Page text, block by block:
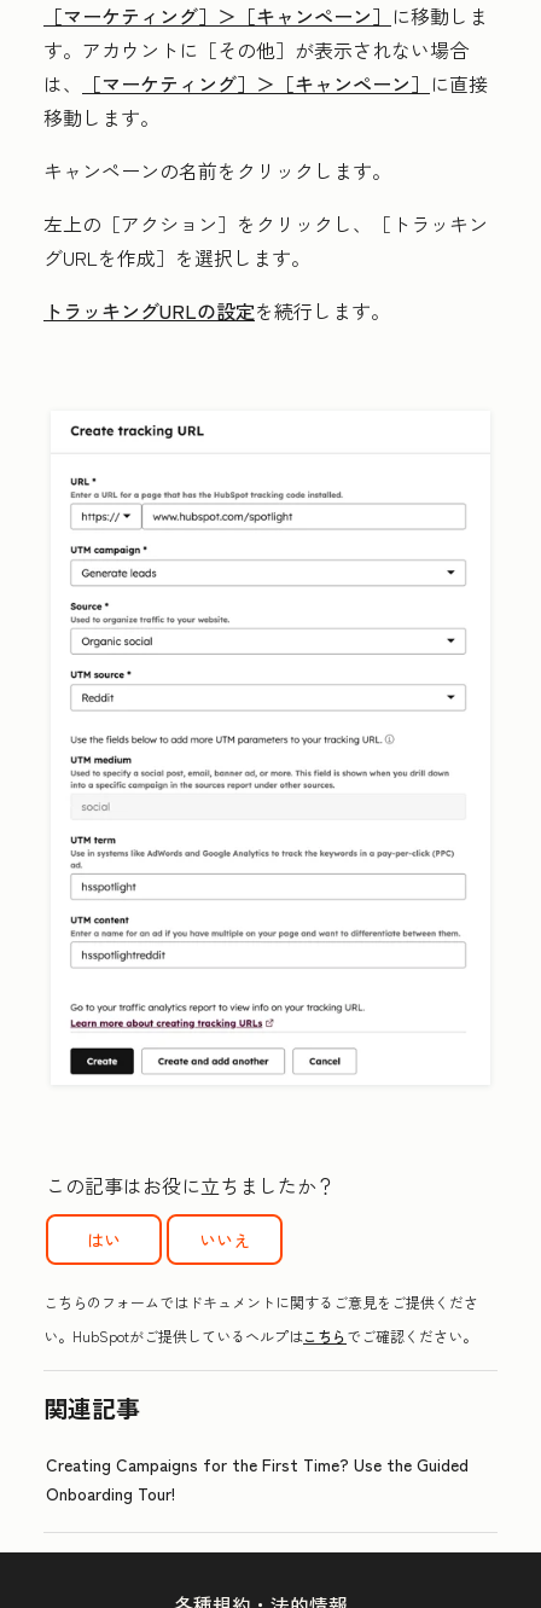
［マーケティング］＞ ［キャンペーン］ に移動しま
す。アカウントに ［その他］が表示されない場合
は、
［マーケティング］＞ ［キャンペーン］ に直接
移動します。
キャンペーンの名前をクリックします。
左上の ［アクション］をクリックし、
［トラッキン
グURLを作成］を選択します。
トラッキングURLの設定を続行します。
この記事はお役に立ちましたか？
はい いいえ
こちらのフォームではドキュメントに関するご意見をご提供くださ
い。HubSpotがご提供しているヘルプはこちらでご確認ください。
関連記事
Creating Campaigns for the First Time? Use the Guided
Onboarding Tour!